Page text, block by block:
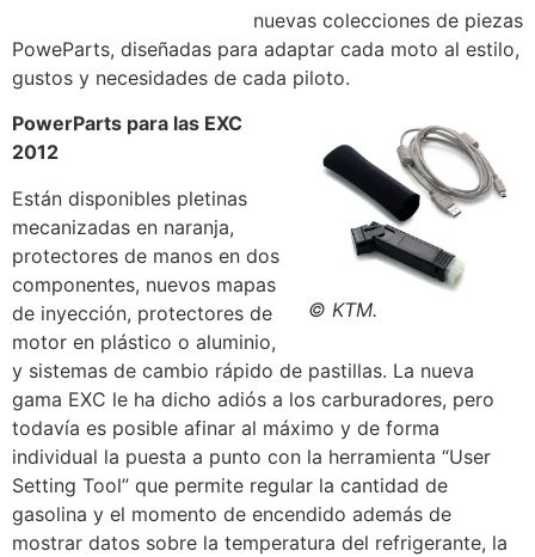
nuevas colecciones de piezas
PoweParts, diseñadas para adaptar cada moto al estilo,
gustos y necesidades de cada piloto.
© KTM.
PowerParts para las EXC
2012
Están disponibles pletinas
mecanizadas en naranja,
protectores de manos en dos
componentes, nuevos mapas
de inyección, protectores de
motor en plástico o aluminio,
y sistemas de cambio rápido de pastillas. La nueva
gama EXC le ha dicho adiós a los carburadores, pero
todavía es posible afinar al máximo y de forma
individual la puesta a punto con la herramienta “User
Setting Tool” que permite regular la cantidad de
gasolina y el momento de encendido además de
mostrar datos sobre la temperatura del refrigerante, la